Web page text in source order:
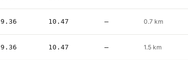
9.36 10.47 — 0.7 km
9.36 10.47 — 1.5 km